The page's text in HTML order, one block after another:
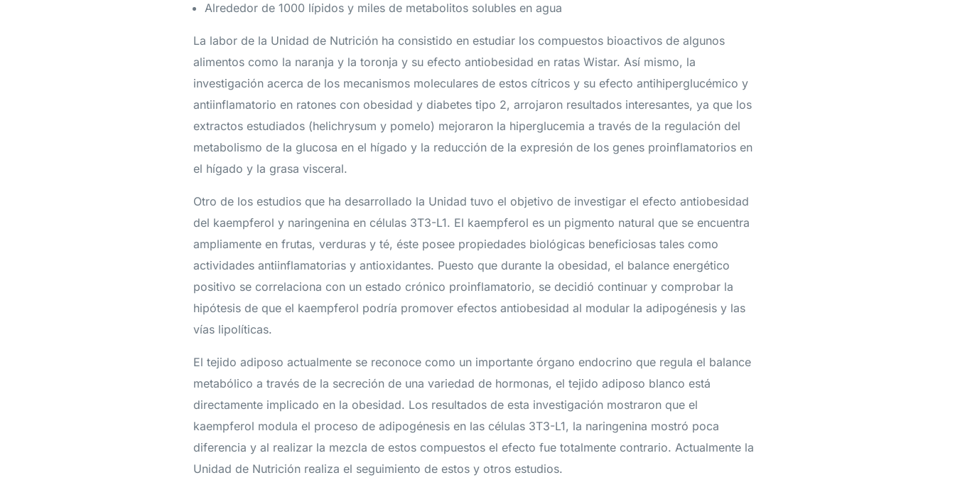
Alrededor de 1000 lípidos y miles de metabolitos solubles en agua
La labor de la Unidad de Nutrición ha consistido en estudiar los compuestos bioactivos de algunos
alimentos como la naranja y la toronja y su efecto antiobesidad en ratas Wistar. Así mismo, la
investigación acerca de los mecanismos moleculares de estos cítricos y su efecto antihiperglucémico y
antiinflamatorio en ratones con obesidad y diabetes tipo 2, arrojaron resultados interesantes, ya que los
extractos estudiados (helichrysum y pomelo) mejoraron la hiperglucemia a través de la regulación del
metabolismo de la glucosa en el hígado y la reducción de la expresión de los genes proinflamatorios en
el hígado y la grasa visceral.
Otro de los estudios que ha desarrollado la Unidad tuvo el objetivo de investigar el efecto antiobesidad
del kaempferol y naringenina en células 3T3-L1. El kaempferol es un pigmento natural que se encuentra
ampliamente en frutas, verduras y té, éste posee propiedades biológicas beneficiosas tales como
actividades antiinflamatorias y antioxidantes. Puesto que durante la obesidad, el balance energético
positivo se correlaciona con un estado crónico proinflamatorio, se decidió continuar y comprobar la
hipótesis de que el kaempferol podría promover efectos antiobesidad al modular la adipogénesis y las
vías lipolíticas.
El tejido adiposo actualmente se reconoce como un importante órgano endocrino que regula el balance
metabólico a través de la secreción de una variedad de hormonas, el tejido adiposo blanco está
directamente implicado en la obesidad. Los resultados de esta investigación mostraron que el
kaempferol modula el proceso de adipogénesis en las células 3T3-L1, la naringenina mostró poca
diferencia y al realizar la mezcla de estos compuestos el efecto fue totalmente contrario. Actualmente la
Unidad de Nutrición realiza el seguimiento de estos y otros estudios.